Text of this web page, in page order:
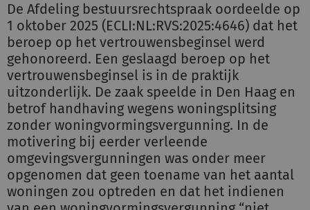
De Afdeling bestuursrechtspraak oordeelde op
1 oktober 2025 (ECLI:NL:RVS:2025:4646) dat het
beroep op het vertrouwensbeginsel werd
gehonoreerd. Een geslaagd beroep op het
vertrouwensbeginsel is in de praktijk
uitzonderlijk. De zaak speelde in Den Haag en
betrof handhaving wegens woningsplitsing
zonder woningvormingsvergunning. In de
motivering bij eerder verleende
omgevingsvergunningen was onder meer
opgenomen dat geen toename van het aantal
woningen zou optreden en dat het indienen